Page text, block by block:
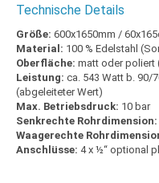
Technische Details
Größe: 600x1650mm /
Material: 100 % Edelstahl
Oberfläche: matt oder poliert
Leistung: ca. 543 Watt b. 90/
(abgeleiteter Wert)
Max. Betriebsdruck: 10 bar
Senkrechte Rohrdimension:
Waagerechte
Anschlüsse: 4 x ½“ optional